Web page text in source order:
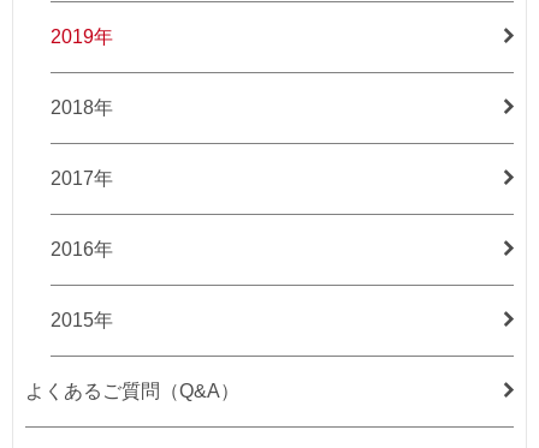
2019年
2018年
2017年
2016年
2015年
よくあるご質問（Q&A）